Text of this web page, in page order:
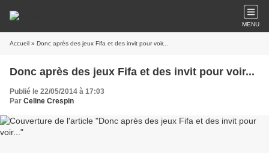
MENU
Accueil » Donc après des jeux Fifa et des invit pour voir...
Donc après des jeux Fifa et des invit pour voir...
Publié le 22/05/2014 à 17:03
Par Celine Crespin